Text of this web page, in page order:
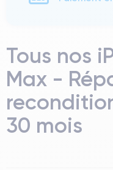
Tous nos
Max -
30 mois